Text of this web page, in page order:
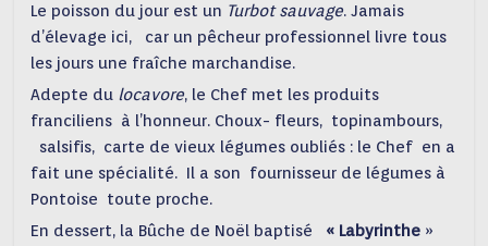
Le poisson du jour est un Turbot sauvage. Jamais
d’élevage ici, car un pêcheur professionnel livre tous
les jours une fraîche marchandise.
Adepte du locavore, le Chef met les produits
franciliens à l’honneur. Choux- fleurs, topinambours,
salsifis, carte de vieux légumes oubliés : le Chef en a
fait une spécialité. Il a son fournisseur de légumes à
Pontoise toute proche.
En dessert, la Bûche de Noël baptisé « Labyrinthe »